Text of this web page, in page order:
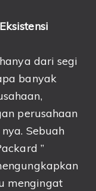
dari segi
banyak
perusahaan
Sebuah
”
mengingat